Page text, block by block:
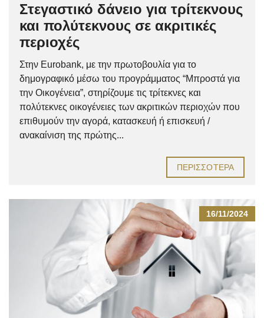
Στεγαστικό δάνειο για τρίτεκνους
και πολύτεκνους σε ακριτικές
περιοχές
Στην Eurobank, με την πρωτοβουλία για το
δημογραφικό μέσω του προγράμματος “Μπροστά για
την Οικογένεια”, στηρίζουμε τις τρίτεκνες και
πολύτεκνες οικογένειες των ακριτικών περιοχών που
επιθυμούν την αγορά, κατασκευή ή επισκευή /
ανακαίνιση της πρώτης...
ΠΕΡΙΣΣΌΤΕΡΑ
16/11/2024